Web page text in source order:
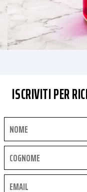
ISCRIVITI PER